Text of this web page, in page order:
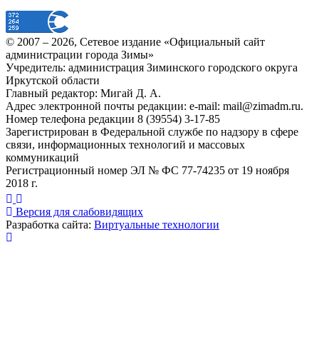
© 2007 – 2026, Сетевое издание «Официальный сайт
администрации города Зимы»
Учредитель: администрация Зиминского городского округа
Иркутской области
Главный редактор: Мигай Д. А.
Адрес электронной почты редакции: e-mail: mail@zimadm.ru.
Номер телефона редакции 8 (39554) 3-17-85
Зарегистрирован в Федеральной службе по надзору в сфере
связи, информационных технологий и массовых
коммуникаций
Регистрационный номер ЭЛ № ФС 77-74235 от 19 ноября
2018 г.
Версия для слабовидящих
Разработка сайта: Виртуальные технологии